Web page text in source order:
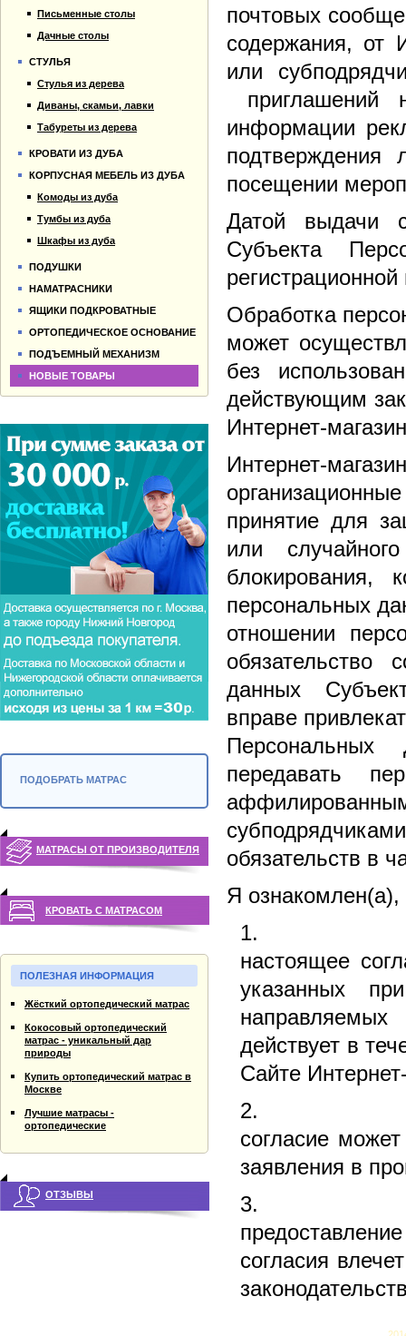
почтовых
содержания, от
или
приглашений
информации
подтверждения
посещении
Датой выдачи
Субъекта
Обработка
может
без
действующим
Интернет-
Интернет-
принятие для
или
блокирования,
персональных
отношении
обязательство
данных
вправе
передавать
обязательств в
Я ознакомлен(а),
настоящее
указанных
действует в
Cайте
согласие
заявления в
согласия
Письменные столы
Дачные столы
СТУЛЬЯ
Стулья из дерева
Диваны, скамьи, лавки
Табуреты из дерева
КРОВАТИ ИЗ ДУБА
КОРПУСНАЯ МЕБЕЛЬ ИЗ ДУБА
Комоды из дуба
Тумбы из дуба
Шкафы из дуба
ПОДУШКИ
НАМАТРАСНИКИ
ЯЩИКИ ПОДКРОВАТНЫЕ
ОРТОПЕДИЧЕСКОЕ ОСНОВАНИЕ
ПОДЪЕМНЫЙ МЕХАНИЗМ
НОВЫЕ ТОВАРЫ
ПОДОБРАТЬ МАТРАС
МАТРАСЫ ОТ ПРОИЗВОДИТЕЛЯ
КРОВАТЬ С МАТРАСОМ
ПОЛЕЗНАЯ ИНФОРМАЦИЯ
Жёсткий ортопедический матрас
Кокосовый ортопедический
матрас - уникальный дар
природы
Купить ортопедический матрас в
Москве
Лучшие матрасы -
ортопедические
ОТЗЫВЫ